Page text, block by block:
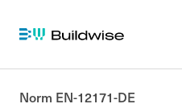
Norm EN-12171-DE